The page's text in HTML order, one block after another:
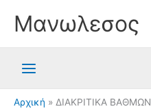
Μανωλεσος
Αρχική ΔΙΑΚΡΙΤΙΚΑ ΒΑΘΜΩΝ